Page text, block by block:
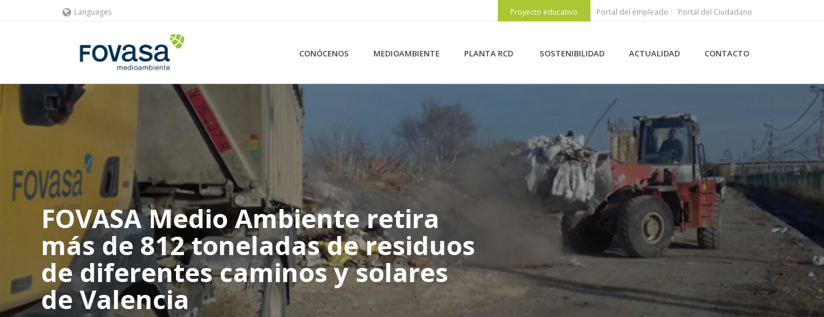
Languages Proyecto educativo Portal del empleado Portal del Ciudadano
CONÓCENOS MEDIOAMBIENTE PLANTA RCD SOSTENIBILIDAD ACTUALIDAD CONTACTO
FOVASA Medio Ambiente retira
más de 812 toneladas de residuos
de diferentes caminos y solares
de Valencia